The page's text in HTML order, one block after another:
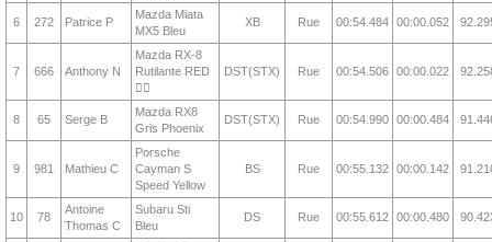
6 272 Patrice P
Mazda Miata
MX5 Bleu
XB Rue 00:54.484 00:00.052
7 666 Anthony N
Mazda RX-8
Rutilante RED
❤️‍🔥
DST(STX) Rue 00:54.506 00:00.022
8 65 Serge B
Mazda RX8
Gris Phoenix
DST(STX) Rue 00:54.990 00:00.484
9 981 Mathieu C
Porsche
Cayman S
Speed Yellow
BS Rue 00:55.132 00:00.142
10 78
Antoine
Thomas C
Subaru Sti
Bleu
DS Rue 00:55.612 00:00.480